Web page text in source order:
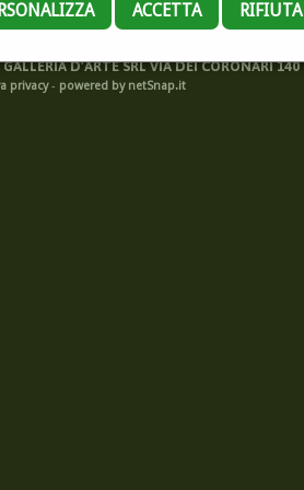
ACCETTA
GALLERIA D'ARTE SRL VIA DEI CORONARI
privacy- powered by netSnap.it